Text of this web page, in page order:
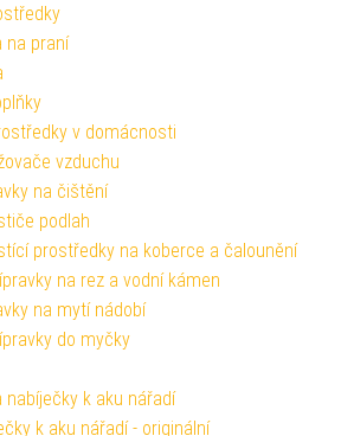
na praní
v domácnosti
vzduchu
na čištění
podlah
prostředky na koberce a čalounění
na rez a vodní kámen
na mytí nádobí
do myčky
nabíječky k aku nářadí
k aku nářadí - originální